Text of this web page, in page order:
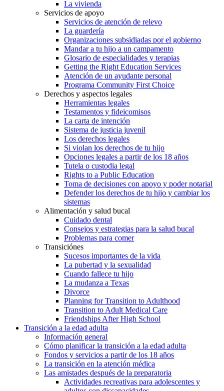
La vivienda
Servicios de apoyo
Servicios de atención de relevo
La guardería
Organizaciones subsidiadas por el gobierno
Mandar a tu hijo a un campamento
Glosario de especialidades y terapias
Getting the Right Education Services
Atención de un ayudante personal
Programa Community First Choice
Derechos y aspectos legales
Herramientas legales
Testamentos y fideicomisos
La carta de intención
Sistema de justicia juvenil
Los derechos legales
Si violan los derechos de tu hijo
Opciones legales a partir de los 18 años
Tutela o custodia legal
Rights to a Public Education
Toma de decisiones con apoyo y poder notarial
Defender los derechos de tu hijo y cambiar los
sistemas
Alimentación y salud bucal
Cuidado dental
Consejos y estrategias para la salud bucal
Problemas para comer
Transiciónes
Sucesos importantes de la vida
La pubertad y la sexualidad
Cuando fallece tu hijo
La mudanza a Texas
Divorce
Planning for Transition to Adulthood
Transition to Adult Medical Care
Friendships After High School
Transición a la edad adulta
Información general
Cómo planificar la transición a la edad adulta
Fondos y servicios a partir de los 18 años
La transición en la atención médica
Las amistades después de la preparatoria
Actividades recreativas para adolescentes y